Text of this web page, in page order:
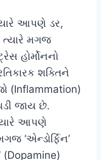
આપણે ડર,
ત્યારે મગજ
હોર્મોનનો
શક્તિને
(Inflammation)
જાય છે.
આપણે
‘એન્ડોર્ફિન’
(Dopamine)